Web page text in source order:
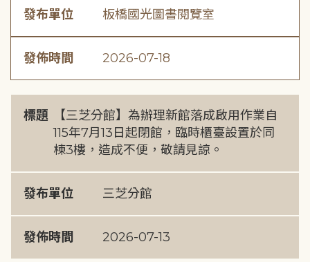
發布單位 板橋國光圖書閱覽室
發佈時間 2026-07-18
標題
【三芝分館】為辦理新館落成啟用作業自
115年7月13日起閉館，臨時櫃臺設置於同
棟3樓，造成不便，敬請見諒。
發布單位 三芝分館
發佈時間 2026-07-13